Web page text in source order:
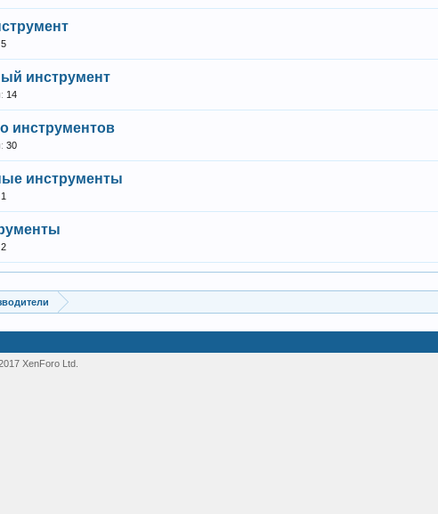
5
инструмент
14
инструментов
30
инструменты
1
2
XenForo Ltd.